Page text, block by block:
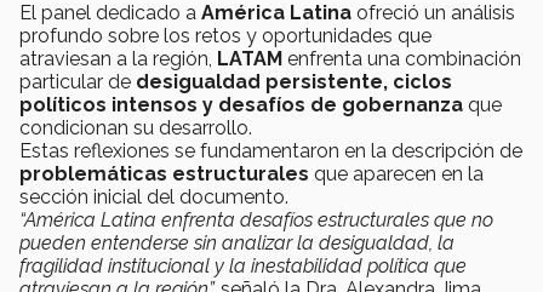
El panel dedicado a América Latina ofreció un análisis
profundo sobre los retos y oportunidades que
atraviesan a la región, LATAM enfrenta una combinación
particular de desigualdad persistente, ciclos
políticos intensos y desafíos de gobernanza que
condicionan su desarrollo.
Estas reflexiones se fundamentaron en la descripción de
problemáticas estructurales que aparecen en la
sección inicial del documento.
“América Latina enfrenta desafíos estructurales que no
pueden entenderse sin analizar la desigualdad, la
fragilidad institucional y la inestabilidad política que